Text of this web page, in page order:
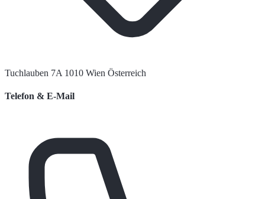
Tuchlauben 7A 1010 Wien Österreich
Telefon & E-Mail